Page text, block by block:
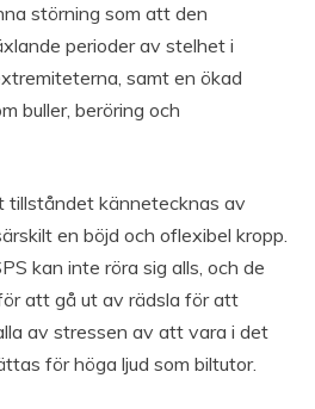
störning som att den
perioder av stelhet i
samt en ökad
buller, beröring och
tillståndet kännetecknas av
en böjd och oflexibel kropp.
kan inte röra sig alls, och de
att gå ut av rädsla för att
av stressen av att vara i det
för höga ljud som biltutor.